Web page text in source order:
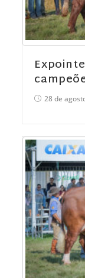
28 de